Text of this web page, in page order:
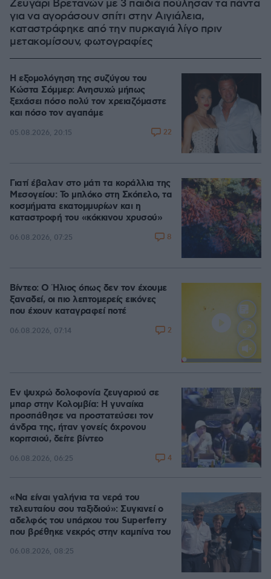
Ζευγάρι Βρετανών με 3 παιδιά πούλησαν τα πάντα
για να αγοράσουν σπίτι στην Αιγιάλεια,
καταστράφηκε από την πυρκαγιά λίγο πριν
μετακομίσουν, φωτογραφίες
Η εξομολόγηση της συζύγου του
Κώστα Σόμμερ: Ανησυχώ μήπως
ξεχάσει πόσο πολύ τον χρειαζόμαστε
και πόσο τον αγαπάμε
05.08.2026, 20:15 22
Γιατί έβαλαν στο μάτι τα κοράλλια της
Μεσογείου: Το μπλόκο στη Σκόπελο, τα
κοσμήματα εκατομμυρίων και η
καταστροφή του «κόκκινου χρυσού»
06.08.2026, 07:25 8
Loaded:
Βίντεο: Ο Ήλιος όπως δεν τον έχουμε
ξαναδεί, οι πιο λεπτομερείς εικόνες
που έχουν καταγραφεί ποτέ
06.08.2026, 07:14 2
Εν ψυχρώ δολοφονία ζευγαριού σε
μπαρ στην Κολομβία: Η γυναίκα
προσπάθησε να προστατεύσει τον
άνδρα της, ήταν γονείς 6χρονου
κοριτσιού, δείτε βίντεο
06.08.2026, 06:25 4
«Να είναι γαλήνια τα νερά του
τελευταίου σου ταξιδιού»: Συγκινεί ο
αδελφός του υπάρχου του Superferry
που βρέθηκε νεκρός στην καμπίνα του
06.08.2026, 08:25